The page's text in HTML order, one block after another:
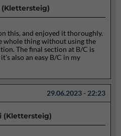
this, and enjoyed it thoroughly.
whole thing without using the
The final section at B/C is
also an easy B/C in my
29.06.2023 - 22:23
(Klettersteig)